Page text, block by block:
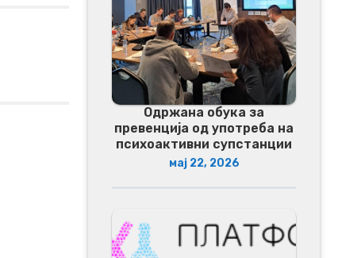
Одржана обука за
превенција од употреба на
психоактивни супстанции
мај 22, 2026